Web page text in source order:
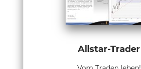
Allstar-Trader